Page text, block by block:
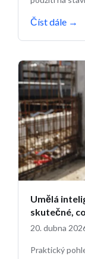
Číst dále →
Umělá
skutečné,
20. dubna
Praktický